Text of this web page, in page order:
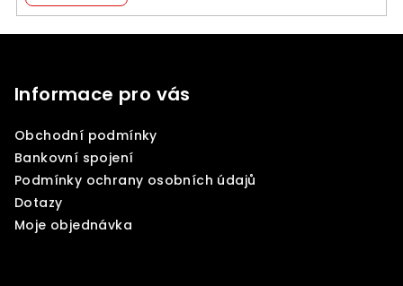
Informace pro vás
Obchodní podmínky
Bankovní spojení
Podmínky ochrany osobních údajů
Dotazy
Moje objednávka